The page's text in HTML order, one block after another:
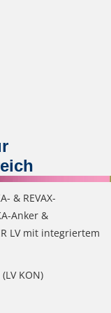
& REVAX-
Anker &
LV mit integriertem
(LV KON)